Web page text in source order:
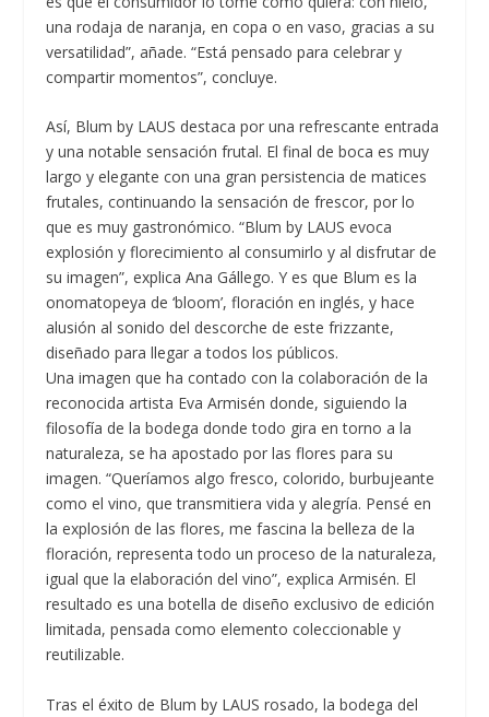
una rodaja de naranja, en copa o en vaso, gracias a su
versatilidad”, añade. “Está pensado para celebrar y
compartir momentos”, concluye.
Así, Blum by LAUS destaca por una refrescante entrada
y una notable sensación frutal. El final de boca es muy
largo y elegante con una gran persistencia de matices
frutales, continuando la sensación de frescor, por lo
que es muy gastronómico. “Blum by LAUS evoca
explosión y florecimiento al consumirlo y al disfrutar de
su imagen”, explica Ana Gállego. Y es que Blum es la
onomatopeya de ‘bloom’, floración en inglés, y hace
alusión al sonido del descorche de este frizzante,
diseñado para llegar a todos los públicos.
Una imagen que ha contado con la colaboración de la
reconocida artista Eva Armisén donde, siguiendo la
filosofía de la bodega donde todo gira en torno a la
naturaleza, se ha apostado por las flores para su
imagen. “Queríamos algo fresco, colorido, burbujeante
como el vino, que transmitiera vida y alegría. Pensé en
la explosión de las flores, me fascina la belleza de la
floración, representa todo un proceso de la naturaleza,
igual que la elaboración del vino”, explica Armisén. El
resultado es una botella de diseño exclusivo de edición
limitada, pensada como elemento coleccionable y
reutilizable.
Tras el éxito de Blum by LAUS rosado, la bodega del